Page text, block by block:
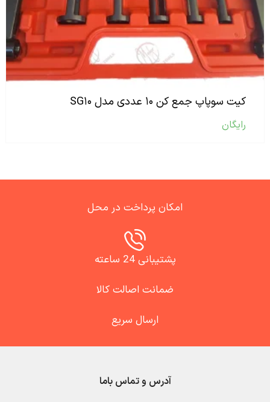
کیت سوپاپ جمع کن ۱۰ عددی مدل SG۱۰
رایگان
امکان پرداخت در محل
پشتیبانی 24 ساعته
ضمانت اصالت کالا
ارسال سریع
آدرس و تماس باما